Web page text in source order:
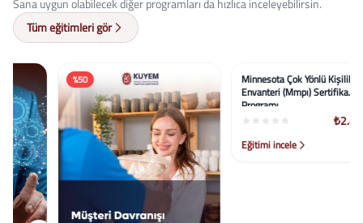
Tüm eğitimleri gör